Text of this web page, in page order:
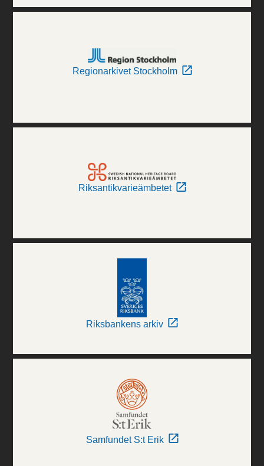
Regionarkivet Stockholm
Riksantikvarieämbetet
Riksbankens arkiv
Samfundet S:t Erik